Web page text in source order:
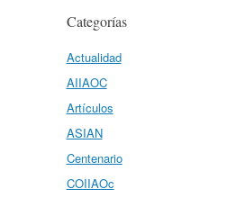
Categorías
Actualidad
AIIAOC
Artículos
ASIAN
Centenario
COIIAOc